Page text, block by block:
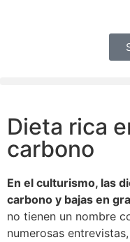
Dieta rica
carbono
En el culturismo, las
carbono y bajas en
no tienen un nombre
numerosas